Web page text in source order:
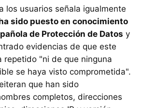
los usuarios señala igualmente
sido puesto en conocimiento
de Protección de Datos y
evidencias de que este
repetido "ni de que ninguna
se haya visto comprometida".
que han sido
completos, direcciones